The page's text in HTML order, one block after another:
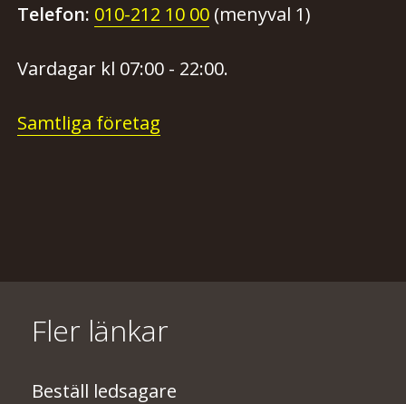
Telefon: 010-212 10 00 (menyval 1)
Vardagar kl 07:00 - 22:00.
Samtliga företag
Fler länkar
Beställ ledsagare